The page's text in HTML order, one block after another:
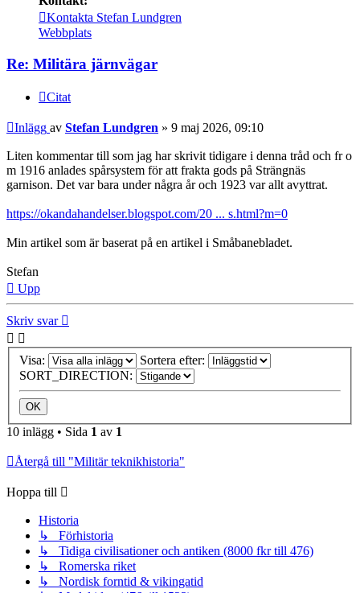
Kontakta Stefan Lundgren
Webbplats
Re: Militära järnvägar
Citat
Inlägg av Stefan Lundgren » 9 maj 2026, 09:10
Liten kommentar till som jag har skrivit tidigare i denna tråd och fr o
m 1916 anlades spårsystem för att frakta gods på Strängnäs
garnison. Det var bara under några år och 1923 var allt avyttrat.
https://okandahandelser.blogspot.com/20 ... s.html?m=0
Min artikel som är baserat på en artikel i Småbanebladet.
Stefan
Upp
Skriv svar
Visa:
Sortera efter:
SORT_DIRECTION:
10 inlägg • Sida 1 av 1
Återgå till "Militär teknikhistoria"
Hoppa till
Historia
↳ Förhistoria
↳ Tidiga civilisationer och antiken (8000 fkr till 476)
↳ Romerska riket
↳ Nordisk forntid & vikingatid